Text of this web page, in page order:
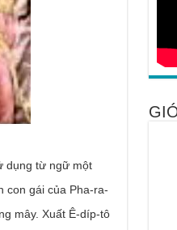
dụng từ ngữ một
con gái của Pha-ra-
mây. Xuất Ê-díp-tô